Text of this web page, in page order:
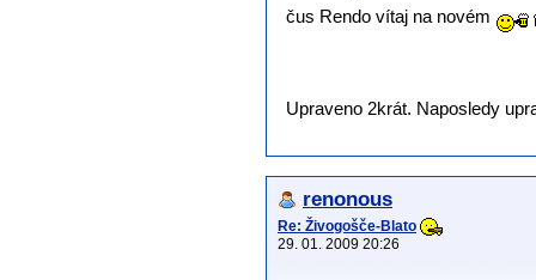
čus Rendo vítaj na novém
Upraveno 2krát. Naposledy
renonous
Re: Živogošče-Blato
29. 01. 2009 20:26